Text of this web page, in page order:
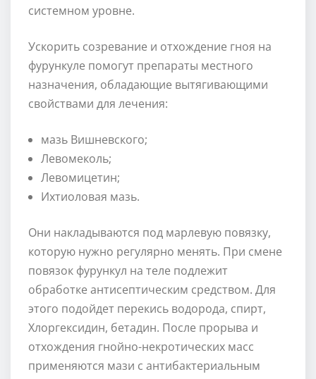
системном уровне.
Ускорить созревание и отхождение гноя на
фурункуле помогут препараты местного
назначения, обладающие вытягивающими
свойствами для лечения:
мазь Вишневского;
Левомеколь;
Левомицетин;
Ихтиоловая мазь.
Они накладываются под марлевую повязку,
которую нужно регулярно менять. При смене
повязок фурункул на теле подлежит
обработке антисептическим средством. Для
этого подойдет перекись водорода, спирт,
Хлоргексидин, бетадин. После прорыва и
отхождения гнойно-некротических масс
применяются мази с антибактериальным